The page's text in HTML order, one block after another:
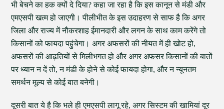
भी बेचने का हक क्यों दे दिया? कहा जा रहा है कि इस कानून से मंडी और
एमएसपी खत्म हो जाएगी। पीलीभीत के इस उदाहरण से साफ है कि अगर
जिला और राज्य में नौकरशाह ईमानदारी और लगन के साथ काम करेंगे तो
किसानों को फायदा पहुंचेगा। अगर अफसरों की नीयत में ही खोट हो,
अफसरों की आढ़तियों से मिलीभगत हो और अगर अफसर किसानों की बातों
पर ध्यान न दें तो, न मंडी के होने से कोई फायदा होगा, और न न्यूनतम
समर्थन मूल्य से कोई बात बनेगी।
दूसरी बात ये है कि भले ही एमएसपी लागू रहे, अगर सिस्टम की खामियां दूर